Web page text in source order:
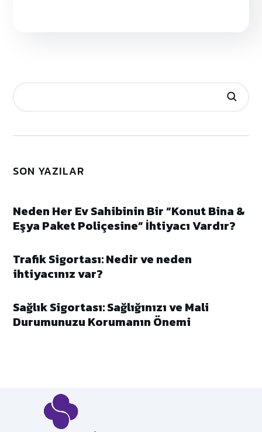
SON YAZILAR
Neden Her Ev Sahibinin Bir “Konut Bina &
Eşya Paket Poliçesine” İhtiyacı Vardır?
Trafik Sigortası: Nedir ve neden
ihtiyacınız var?
Sağlık Sigortası: Sağlığınızı ve Mali
Durumunuzu Korumanın Önemi